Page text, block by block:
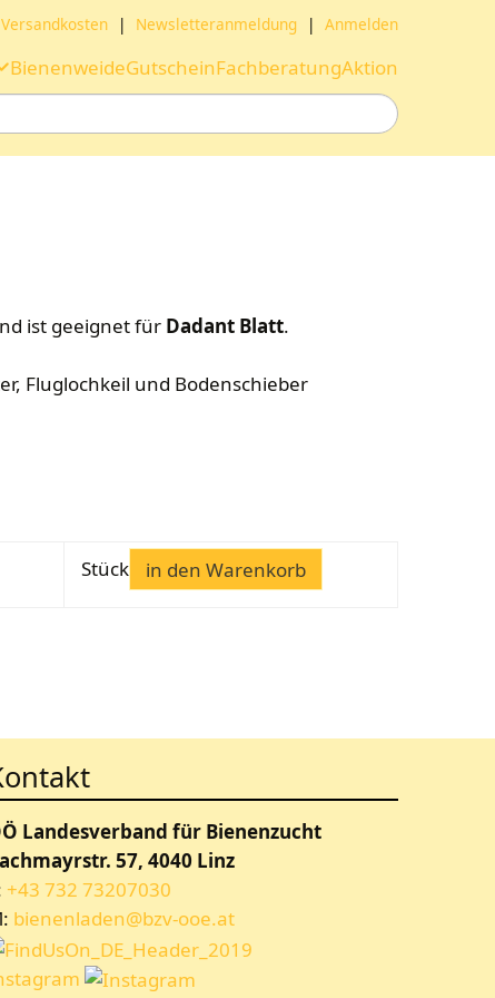
Versandkosten | Newsletteranmeldung | Anmelden
BienenweideGutscheinFachberatungAktion
ist geeignet für Dadant Blatt.
Fluglochkeil und Bodenschieber
Stück in den Warenkorb
Landesverband für Bienenzucht
57, 4040 Linz
+43 732 73207030
bienenladen@bzv-ooe.at